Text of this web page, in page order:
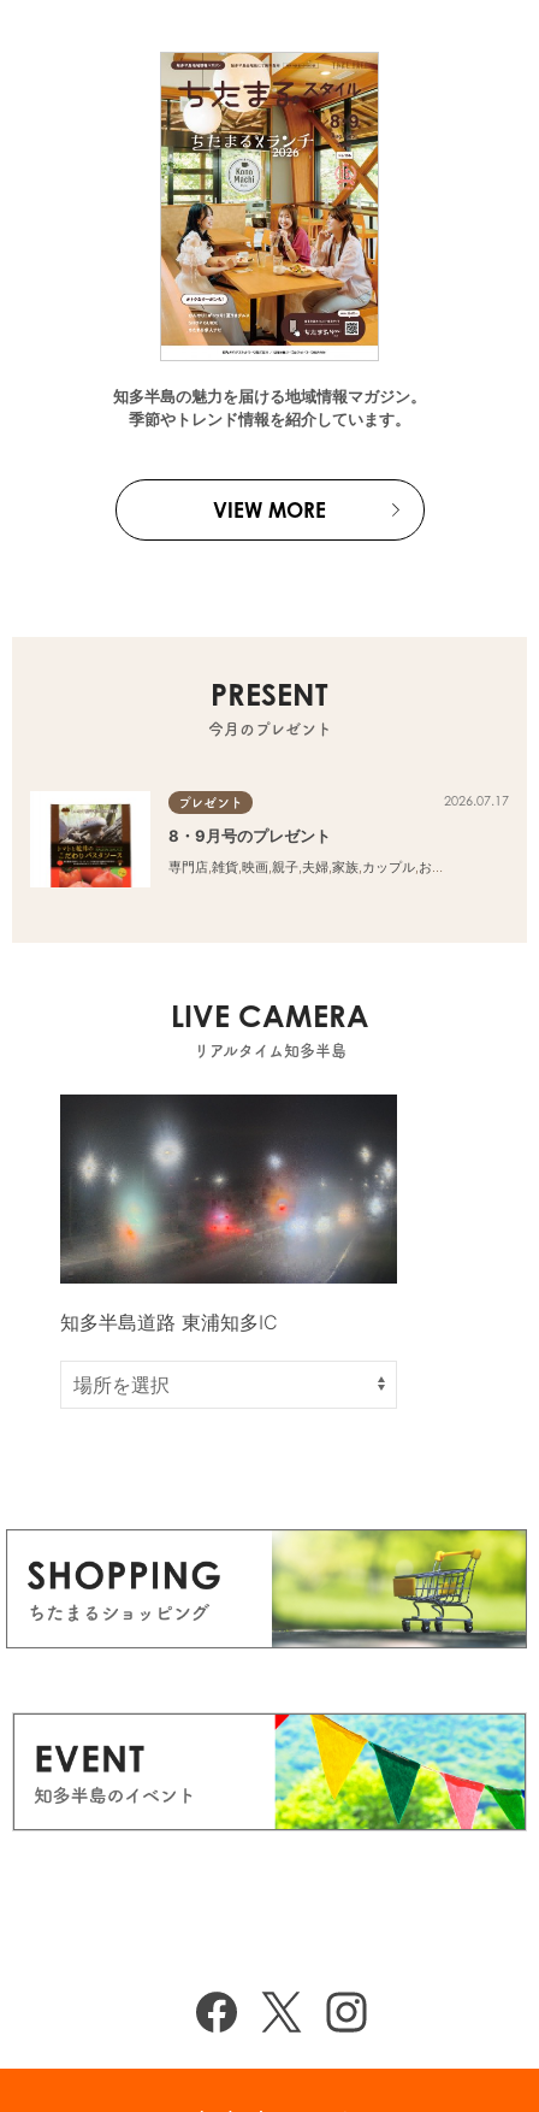
知多半島の魅力を届ける地域情報マガジン。
季節やトレンド情報を紹介しています。
VIEW MORE
PRESENT
今月のプレゼント
プレゼント 2026.07.17
8・9月号のプレゼント
専門店 雑貨 映画 親子 夫婦 家族 カップル おひとりさま
LIVE CAMERA
リアルタイム知多半島
知多半島道路 東浦知多IC